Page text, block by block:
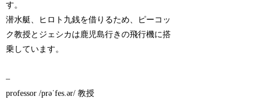
す。
潜水艇、ヒロト九銭を借りるため、ピーコッ
ク教授とジェシカは鹿児島行きの飛行機に搭
乗しています。
–
professor /prəˈfes.ər/ 教授